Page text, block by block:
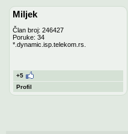
Miljek
Član broj: 246427
Poruke: 34
*.dynamic.isp.telekom.rs.
+5
Profil